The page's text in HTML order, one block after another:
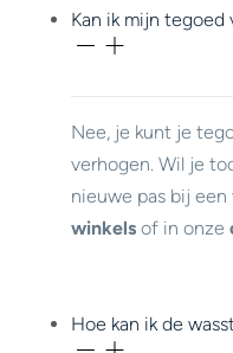
Kan ik mijn tegoed
Nee, je kunt je
verhogen. Wil je
nieuwe pas bij een
winkels of in onze
Hoe kan ik de